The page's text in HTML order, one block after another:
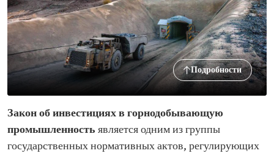
Подробности
Закон об инвестициях в горнодобывающую
промышленность является одним из группы
государственных нормативных актов, регулирующих